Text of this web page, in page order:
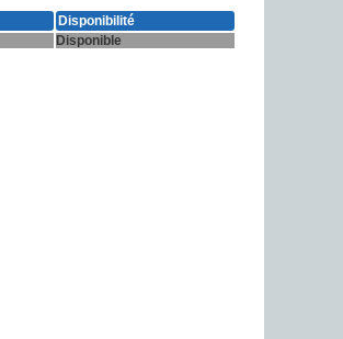
Disponibilité
Disponible